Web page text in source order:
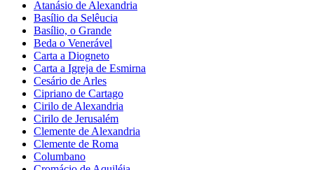
Atanásio de Alexandria
Basílio da Selêucia
Basílio, o Grande
Beda o Venerável
Carta a Diogneto
Carta a Igreja de Esmirna
Cesário de Arles
Cipriano de Cartago
Cirilo de Alexandria
Cirilo de Jerusalém
Clemente de Alexandria
Clemente de Roma
Columbano